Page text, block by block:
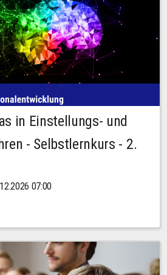
in Einstellungs- und
- Selbstlernkurs - 2.
07:00